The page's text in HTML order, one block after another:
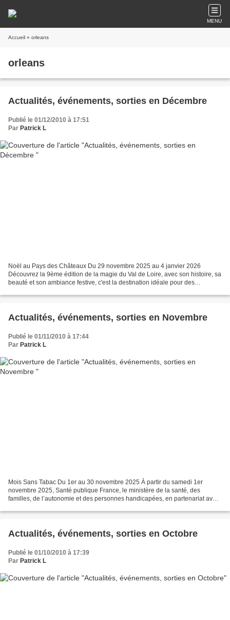
MENU
Accueil » orleans
orleans
Actualités, événements, sorties en Décembre
Publié le 01/12/2010 à 17:51
Par Patrick L
Noël au Pays des Châteaux Du 29 novembre 2025 au 4 janvier 2026
Découvrez la 9ème édition de la magie du Val de Loire, avec son histoire, sa
beauté et son ambiance festive, c'est la destination idéale pour des
Actualités, événements, sorties en Novembre
Publié le 01/11/2010 à 17:44
Par Patrick L
Mois Sans Tabac Du 1er au 30 novembre 2025 À partir du samedi 1er
novembre 2025, Santé publique France, le ministère de la santé, des
familles, de l’autonomie et des personnes handicapées, en partenariat avec
Actualités, événements, sorties en Octobre
Publié le 01/10/2010 à 17:39
Par Patrick L